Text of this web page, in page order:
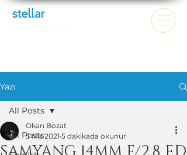
Yazı
All Posts
All Posts
Okan Bozat
5 Nis 2021 5 dakikada okunur